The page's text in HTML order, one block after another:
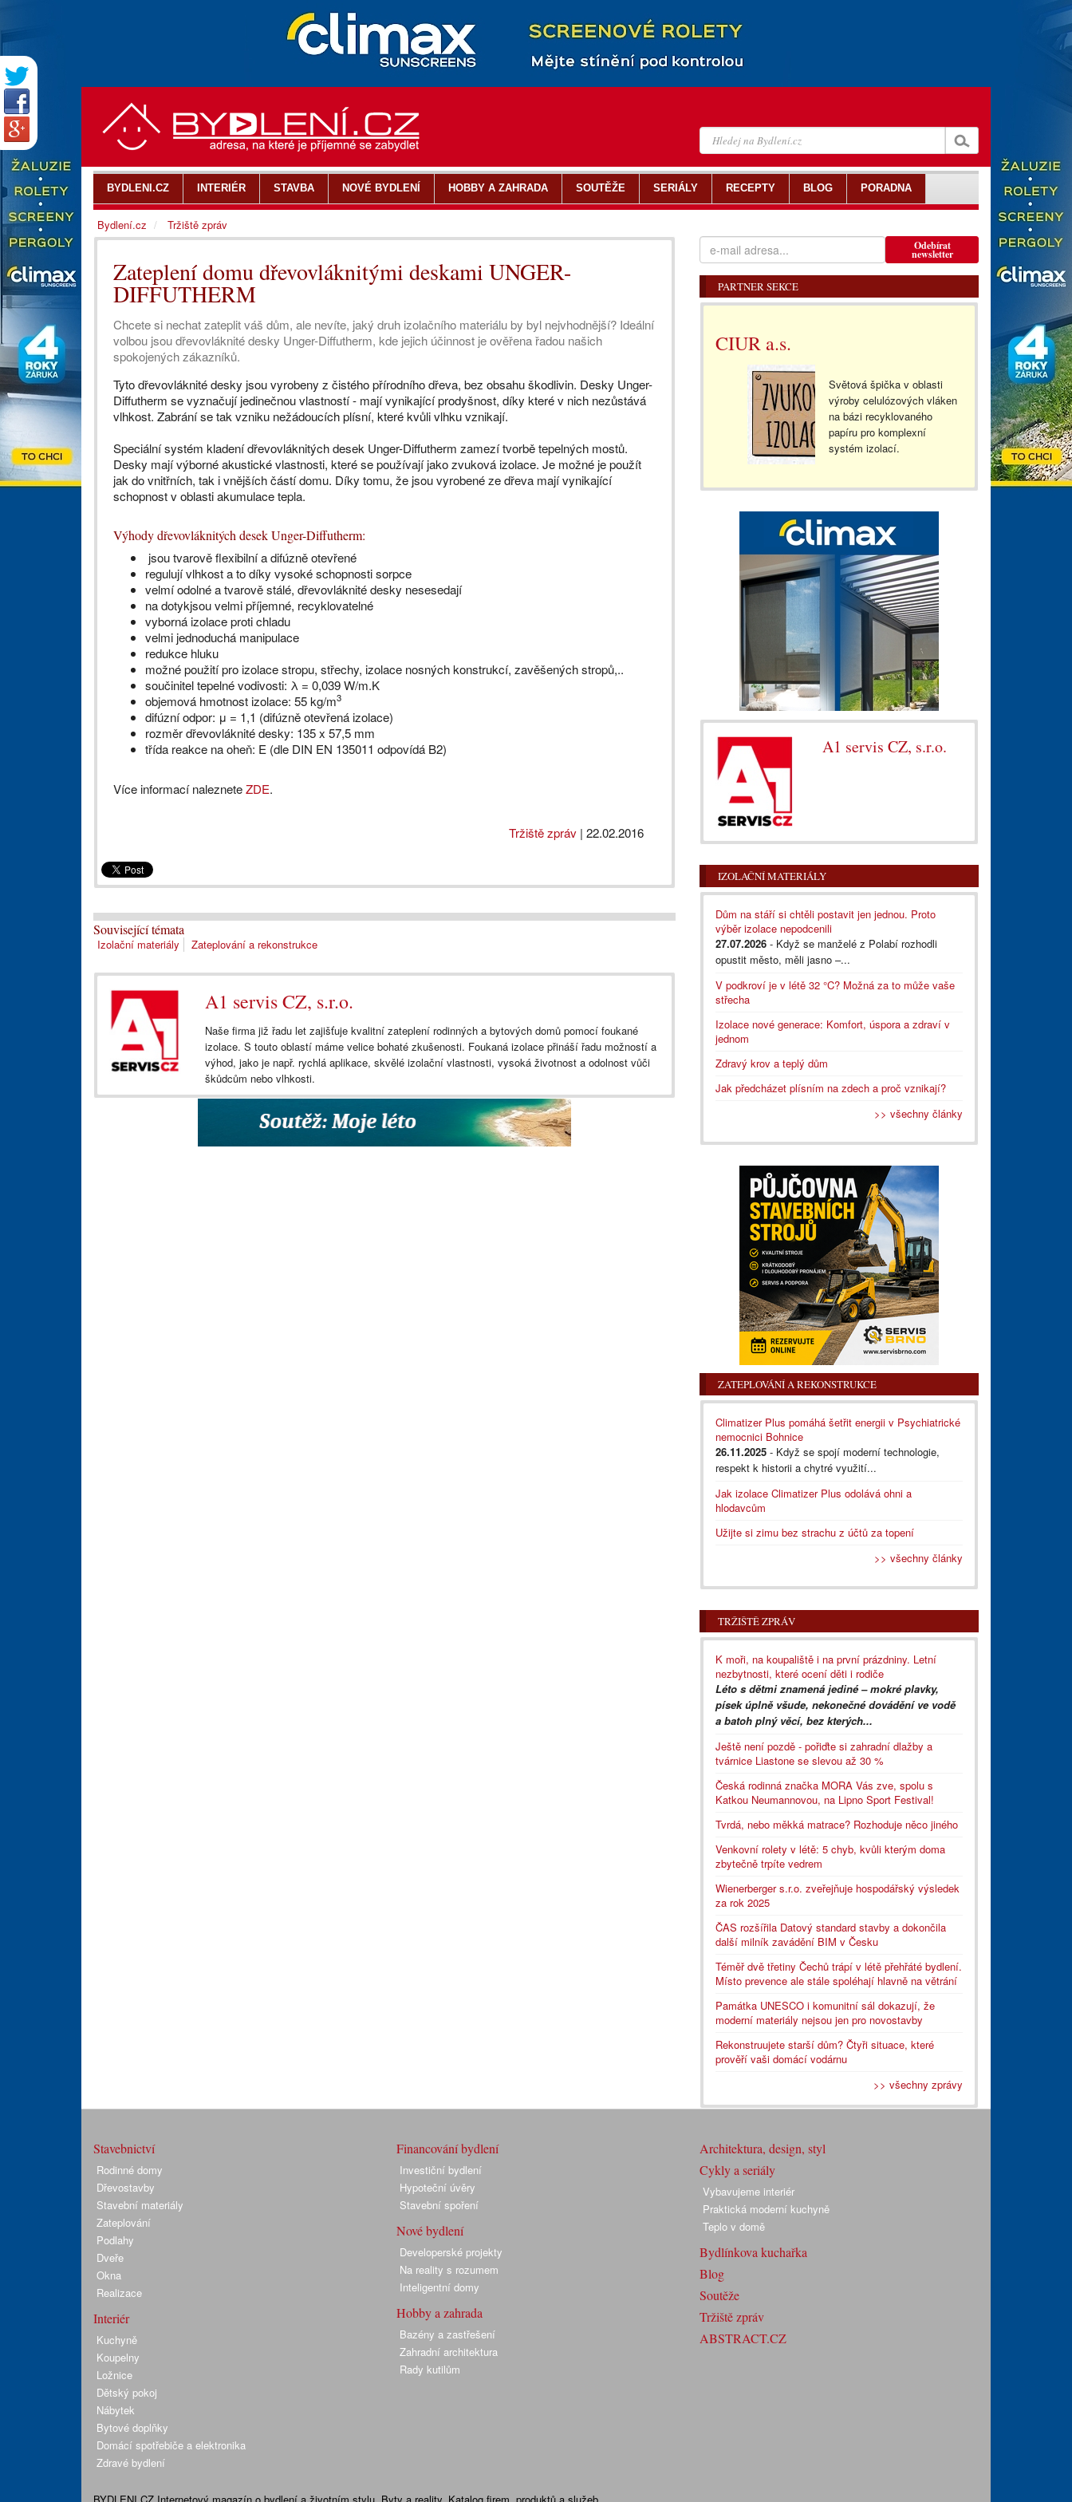
Zateplení domu dřevovláknitými deskami UNGER-
DIFFUTHERM
Chcete si nechat zateplit váš dům, ale nevíte, jaký druh izolačního materiálu by byl nejvhodnější? Ideální
volbou jsou dřevovláknité desky Unger-­Diffutherm, kde jejich účinnost je ověřena řadou našich
spokojených zákazníků.
Tyto dřevovláknité desky jsou vyrobeny z čistého přírodního dřeva, bez obsahu škodlivin. Desky Unger­-
Diffutherm se vyznačují jedinečnou vlastností - mají vynikající prodyšnost, díky které v nich nezůstává
vlhkost. Zabrání se tak vzniku nežádoucích plísní, které kvůli vlhku vznikají.
Speciální systém kladení dřevovláknitých desek Unger-­Diffutherm zamezí tvorbě tepelných mostů.
Desky mají výborné akustické vlastnosti, které se používají jako zvuková izolace. Je možné je použít
jak do vnitřních, tak i vnějších částí domu. Díky tomu, že jsou vyrobené ze dřeva mají vynikající
schopnost v oblasti akumulace tepla.
Výhody dřevovláknitých desek Unger-Diffutherm:
jsou tvarově flexibilní a difúzně otevřené
regulují vlhkost a to díky vysoké schopnosti sorpce
velmí odolné a tvarově stálé, dřevovláknité desky nesesedají
na dotykjsou velmi příjemné, recyklovatelné
vyborná izolace proti chladu
velmi jednoduchá manipulace
redukce hluku
možné použití pro izolace stropu, střechy, izolace nosných konstrukcí, zavěšených stropů,..
součinitel tepelné vodivosti: λ = 0,039 W/m.K
objemová hmotnost izolace: 55 kg/m3
difúzní odpor: μ = 1,1 (difúzně otevřená izolace)
rozměr dřevovláknité desky: 135 x 57,5 mm
třída reakce na oheň: E (dle DIN EN 13501­1 odpovídá B2)
Více informací nalezneteZDE.
Tržiště zpráv | 22.02.2016
Související témata
Izolační materiály Zateplování a rekonstrukce
A1 servis CZ, s.r.o.
Naše firma již řadu let zajišťuje kvalitní zateplení rodinných a bytových domů pomocí foukané
izolace. S touto oblastí máme velice bohaté zkušenosti. Foukaná izolace přináší řadu možností a
výhod, jako je např. rychlá aplikace, skvělé izolační vlastnosti, vysoká životnost a odolnost vůči
škůdcům nebo vlhkosti.
Odebírat
newsletter
PARTNER SEKCE
CIUR a.s.
Světová špička v oblasti
výroby celulózových vláken
na bázi recyklovaného
papíru pro komplexní
systém izolací.
A1 servis CZ, s.r.o.
IZOLAČNÍ MATERIÁLY
Dům na stáří si chtěli postavit jen jednou. Proto
výběr izolace nepodcenili
27.07.2026 - Když se manželé z Polabí rozhodli
opustit město, měli jasno –...
V podkroví je v létě 32 °C? Možná za to může vaše
střecha
Izolace nové generace: Komfort, úspora a zdraví v
jednom
Zdravý krov a teplý dům
Jak předcházet plísním na zdech a proč vznikají?
>> všechny články
ZATEPLOVÁNÍ A REKONSTRUKCE
Climatizer Plus pomáhá šetřit energii v Psychiatrické
nemocnici Bohnice
26.11.2025 - Když se spojí moderní technologie,
respekt k historii a chytré využití...
Jak izolace Climatizer Plus odolává ohni a
hlodavcům
Užijte si zimu bez strachu z účtů za topení
>> všechny články
TRŽIŠTĚ ZPRÁV
K moři, na koupaliště i na první prázdniny. Letní
nezbytnosti, které ocení děti i rodiče
Léto s dětmi znamená jediné – mokré plavky,
písek úplně všude, nekonečné dovádění ve vodě
a batoh plný věcí, bez kterých...
Ještě není pozdě - pořiďte si zahradní dlažby a
tvárnice Liastone se slevou až 30 %
Česká rodinná značka MORA Vás zve, spolu s
Katkou Neumannovou, na Lipno Sport Festival!
Tvrdá, nebo měkká matrace? Rozhoduje něco jiného
Venkovní rolety v létě: 5 chyb, kvůli kterým doma
zbytečně trpíte vedrem
Wienerberger s.r.o. zveřejňuje hospodářský výsledek
za rok 2025
ČAS rozšířila Datový standard stavby a dokončila
další milník zavádění BIM v Česku
Téměř dvě třetiny Čechů trápí v létě přehřáté bydlení.
Místo prevence ale stále spoléhají hlavně na větrání
Památka UNESCO i komunitní sál dokazují, že
moderní materiály nejsou jen pro novostavby
Rekonstruujete starší dům? Čtyři situace, které
prověří vaši domácí vodárnu
>> všechny zprávy
BYDLENI.CZ INTERIÉR STAVBA NOVÉ BYDLENÍ HOBBY A ZAHRADA SOUTĚŽE SERIÁLY RECEPTY BLOG PORADNA
Bydlení.cz Tržiště zpráv
Stavebnictví
Rodinné domy
Dřevostavby
Stavební materiály
Zateplování
Podlahy
Dveře
Okna
Realizace
Interiér
Kuchyně
Koupelny
Ložnice
Dětský pokoj
Nábytek
Bytové doplňky
Domácí spotřebiče a elektronika
Zdravé bydlení
Financování bydlení
Investiční bydlení
Hypoteční úvěry
Stavební spoření
Nové bydlení
Developerské projekty
Na reality s rozumem
Inteligentní domy
Hobby a zahrada
Bazény a zastřešení
Zahradní architektura
Rady kutilům
Architektura, design, styl
Cykly a seriály
Vybavujeme interiér
Praktická moderní kuchyně
Teplo v domě
Bydlínkova kuchařka
Blog
Soutěže
Tržiště zpráv
ABSTRACT.CZ